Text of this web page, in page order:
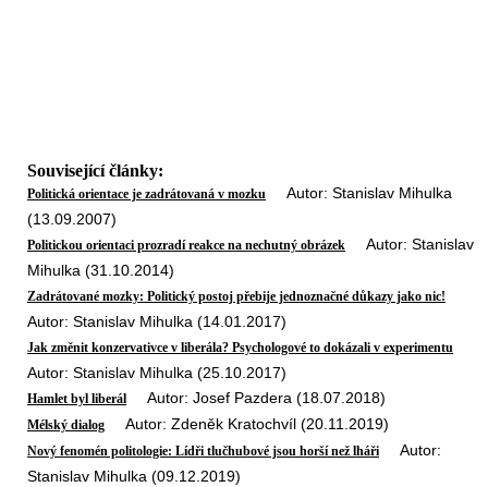
Související články:
Politická orientace je zadrátovaná v mozku Autor: Stanislav Mihulka
(13.09.2007)
Politickou orientaci prozradí reakce na nechutný obrázek Autor: Stanislav
Mihulka (31.10.2014)
Zadrátované mozky: Politický postoj přebije jednoznačné důkazy jako nic!
Autor: Stanislav Mihulka (14.01.2017)
Jak změnit konzervativce v liberála? Psychologové to dokázali v experimentu
Autor: Stanislav Mihulka (25.10.2017)
Hamlet byl liberál Autor: Josef Pazdera (18.07.2018)
Mélský dialog Autor: Zdeněk Kratochvíl (20.11.2019)
Nový fenomén politologie: Lídři tlučhubové jsou horší než lháři Autor:
Stanislav Mihulka (09.12.2019)